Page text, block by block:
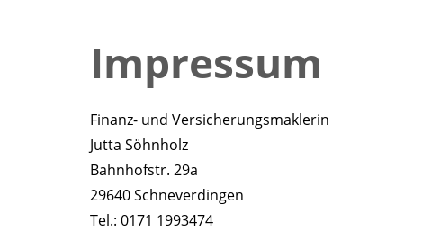
Impressum
Finanz- und Versicherungsmaklerin
Jutta Söhnholz
Bahnhofstr. 29a
29640 Schneverdingen
Tel.: 0171 1993474